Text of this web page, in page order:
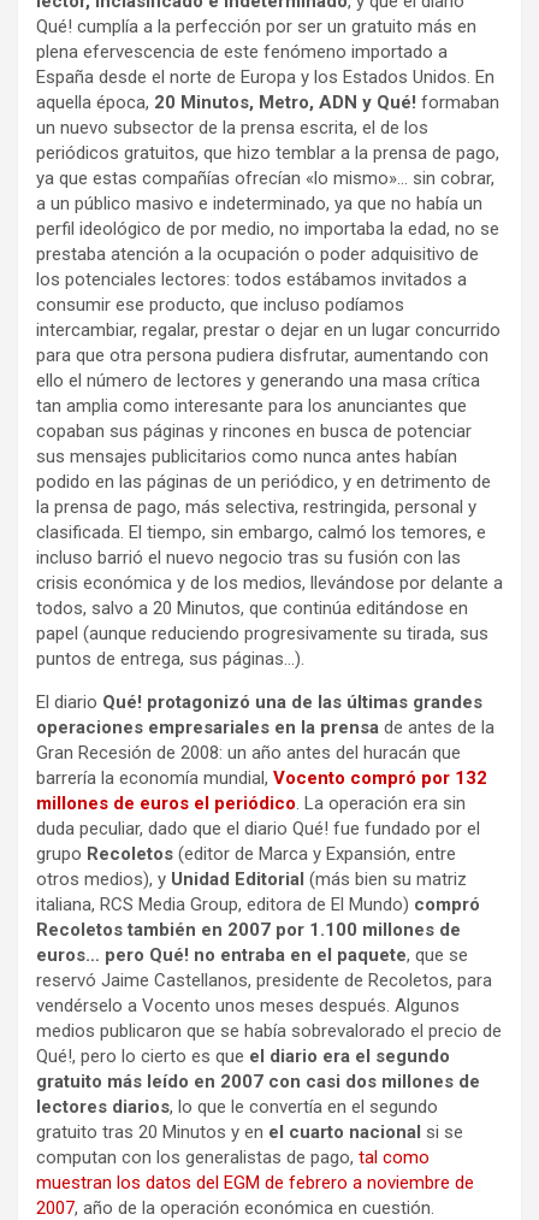
Qué! cumplía a la perfección por ser un gratuito más en
plena efervescencia de este fenómeno importado a
España desde el norte de Europa y los Estados Unidos. En
aquella época, 20 Minutos, Metro, ADN y Qué! formaban
un nuevo subsector de la prensa escrita, el de los
periódicos gratuitos, que hizo temblar a la prensa de pago,
ya que estas compañías ofrecían «lo mismo»… sin cobrar,
a un público masivo e indeterminado, ya que no había un
perfil ideológico de por medio, no importaba la edad, no se
prestaba atención a la ocupación o poder adquisitivo de
los potenciales lectores: todos estábamos invitados a
consumir ese producto, que incluso podíamos
intercambiar, regalar, prestar o dejar en un lugar concurrido
para que otra persona pudiera disfrutar, aumentando con
ello el número de lectores y generando una masa crítica
tan amplia como interesante para los anunciantes que
copaban sus páginas y rincones en busca de potenciar
sus mensajes publicitarios como nunca antes habían
podido en las páginas de un periódico, y en detrimento de
la prensa de pago, más selectiva, restringida, personal y
clasificada. El tiempo, sin embargo, calmó los temores, e
incluso barrió el nuevo negocio tras su fusión con las
crisis económica y de los medios, llevándose por delante a
todos, salvo a 20 Minutos, que continúa editándose en
papel (aunque reduciendo progresivamente su tirada, sus
puntos de entrega, sus páginas…).
El diario Qué! protagonizó una de las últimas grandes
operaciones empresariales en la prensa de antes de la
Gran Recesión de 2008: un año antes del huracán que
barrería la economía mundial, Vocento compró por 132
millones de euros el periódico. La operación era sin
duda peculiar, dado que el diario Qué! fue fundado por el
grupo Recoletos (editor de Marca y Expansión, entre
otros medios), y Unidad Editorial (más bien su matriz
italiana, RCS Media Group, editora de El Mundo) compró
Recoletos también en 2007 por 1.100 millones de
euros… pero Qué! no entraba en el paquete, que se
reservó Jaime Castellanos, presidente de Recoletos, para
vendérselo a Vocento unos meses después. Algunos
medios publicaron que se había sobrevalorado el precio de
Qué!, pero lo cierto es que el diario era el segundo
gratuito más leído en 2007 con casi dos millones de
lectores diarios, lo que le convertía en el segundo
gratuito tras 20 Minutos y en el cuarto nacional si se
computan con los generalistas de pago, tal como
muestran los datos del EGM de febrero a noviembre de
2007, año de la operación económica en cuestión.